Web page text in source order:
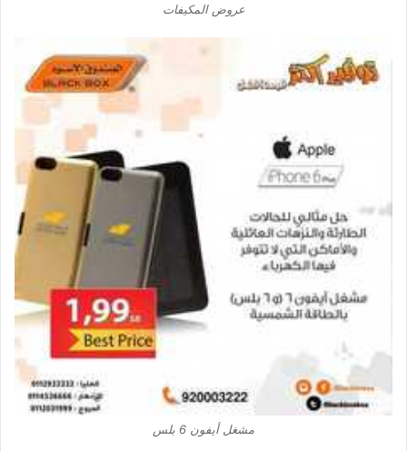
عروض المكيفات
مشغل أيفون 6 بلس